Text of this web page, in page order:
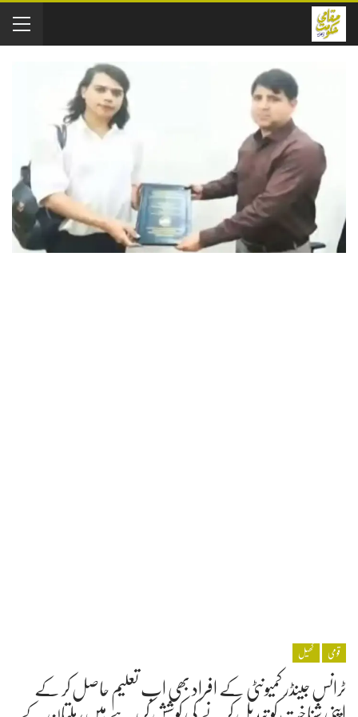
قومی کھیل
ٹرانس جینڈر کمیونٹی کے افراد بھی اب تعلیم حاصل کر کے
اپنی شناخت کو تبدیل کرنے کی کوشش کر رہے ہیں، ملتان کے